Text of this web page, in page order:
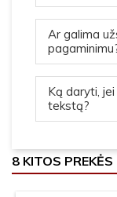
Ar galima
Ką daryti,
tekstą?
8 KITOS PREKĖS